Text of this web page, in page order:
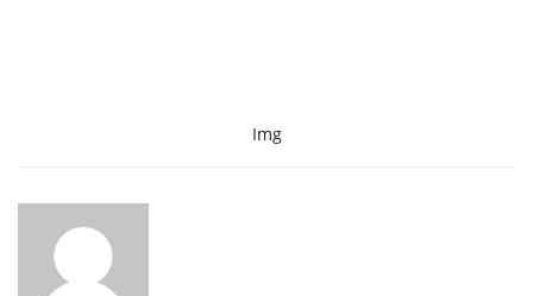
Img